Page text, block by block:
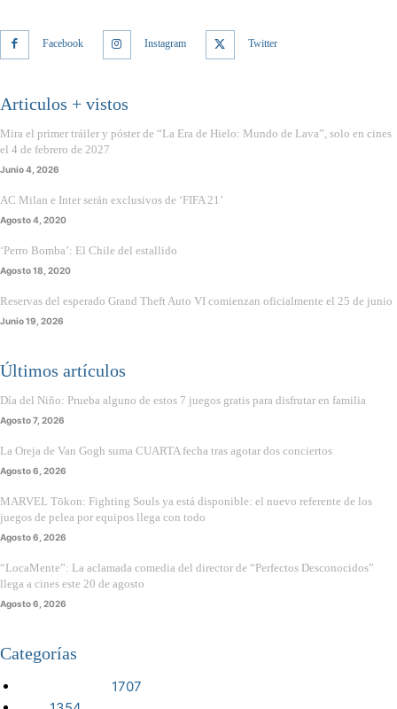
Facebook Instagram Twitter
Articulos + vistos
Mira el primer tráiler y póster de “La Era de Hielo: Mundo de Lava”, solo en cines
el 4 de febrero de 2027
Junio 4, 2026
AC Milan e Inter serán exclusivos de ‘FIFA 21’
Agosto 4, 2020
‘Perro Bomba’: El Chile del estallido
Agosto 18, 2020
Reservas del esperado Grand Theft Auto VI comienzan oficialmente el 25 de junio
Junio 19, 2026
Últimos artículos
Día del Niño: Prueba alguno de estos 7 juegos gratis para disfrutar en familia
Agosto 7, 2026
La Oreja de Van Gogh suma CUARTA fecha tras agotar dos conciertos
Agosto 6, 2026
MARVEL Tōkon: Fighting Souls ya está disponible: el nuevo referente de los
juegos de pelea por equipos llega con todo
Agosto 6, 2026
“LocaMente”: La aclamada comedia del director de “Perfectos Desconocidos”
llega a cines este 20 de agosto
Agosto 6, 2026
Categorías
1707